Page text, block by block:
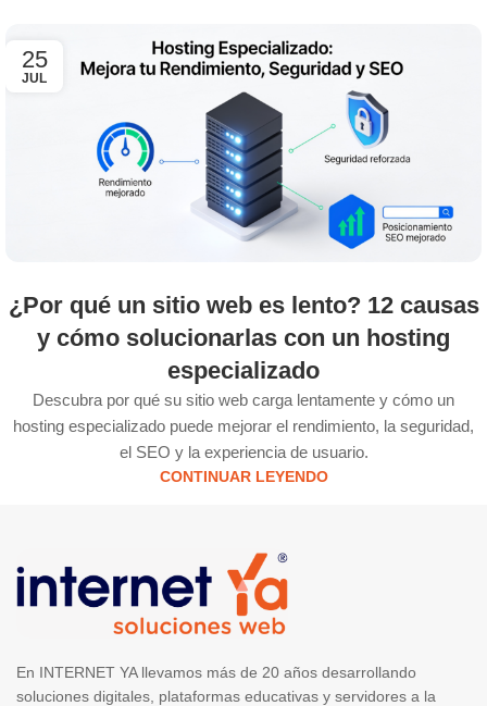
25
JUL
¿Por qué un sitio web es lento? 12 causas
y cómo solucionarlas con un hosting
especializado
Descubra por qué su sitio web carga lentamente y cómo un
hosting especializado puede mejorar el rendimiento, la seguridad,
el SEO y la experiencia de usuario.
CONTINUAR LEYENDO
En INTERNET YA llevamos más de 20 años desarrollando
soluciones digitales, plataformas educativas y servidores a la